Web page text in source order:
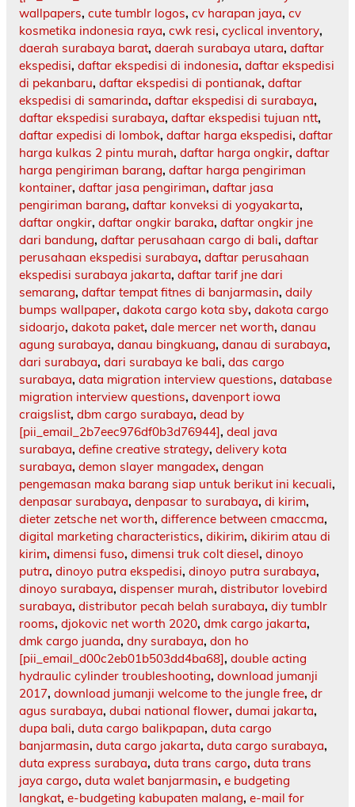
wallpapers, cute tumblr logos, cv harapan jaya, cv
kosmetika indonesia raya, cwk resi, cyclical inventory,
daerah surabaya barat, daerah surabaya utara, daftar
ekspedisi, daftar ekspedisi di indonesia, daftar ekspedisi
di pekanbaru, daftar ekspedisi di pontianak, daftar
ekspedisi di samarinda, daftar ekspedisi di surabaya,
daftar ekspedisi surabaya, daftar ekspedisi tujuan ntt,
daftar expedisi di lombok, daftar harga ekspedisi, daftar
harga kulkas 2 pintu murah, daftar harga ongkir, daftar
harga pengiriman barang, daftar harga pengiriman
kontainer, daftar jasa pengiriman, daftar jasa
pengiriman barang, daftar konveksi di yogyakarta,
daftar ongkir, daftar ongkir baraka, daftar ongkir jne
dari bandung, daftar perusahaan cargo di bali, daftar
perusahaan ekspedisi surabaya, daftar perusahaan
ekspedisi surabaya jakarta, daftar tarif jne dari
semarang, daftar tempat fitnes di banjarmasin, daily
bumps wallpaper, dakota cargo kota sby, dakota cargo
sidoarjo, dakota paket, dale mercer net worth, danau
agung surabaya, danau bingkuang, danau di surabaya,
dari surabaya, dari surabaya ke bali, das cargo
surabaya, data migration interview questions, database
migration interview questions, davenport iowa
craigslist, dbm cargo surabaya, dead by
[pii_email_2b7eec976df0b3d76944], deal java
surabaya, define creative strategy, delivery kota
surabaya, demon slayer mangadex, dengan
pengemasan maka barang siap untuk berikut ini kecuali,
denpasar surabaya, denpasar to surabaya, di kirim,
dieter zetsche net worth, difference between cmaccma,
digital marketing characteristics, dikirim, dikirim atau di
kirim, dimensi fuso, dimensi truk colt diesel, dinoyo
putra, dinoyo putra ekspedisi, dinoyo putra surabaya,
dinoyo surabaya, dispenser murah, distributor lovebird
surabaya, distributor pecah belah surabaya, diy tumblr
rooms, djokovic net worth 2020, dmk cargo jakarta,
dmk cargo juanda, dny surabaya, don ho
[pii_email_d00c2eb01b503dd4ba68], double acting
hydraulic cylinder troubleshooting, download jumanji
2017, download jumanji welcome to the jungle free, dr
agus surabaya, dubai national flower, dumai jakarta,
dupa bali, duta cargo balikpapan, duta cargo
banjarmasin, duta cargo jakarta, duta cargo surabaya,
duta express surabaya, duta trans cargo, duta trans
jaya cargo, duta walet banjarmasin, e budgeting
langkat, e-budgeting kabupaten malang, e-mail for